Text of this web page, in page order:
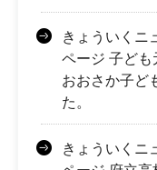
きょういくニ
ページ 子ども
おおさか子ど
た。
きょういくニ